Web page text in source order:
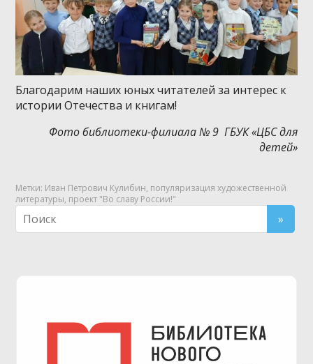
Благодарим наших юных читателей за интерес к
истории Отечества и книгам!
Фото библиотеки-филиала № 9 ГБУК «ЦБС для
детей»
Метки: Иван Петрович Кулибин, популяризация художественной
литературы, проект "Во славу России!"